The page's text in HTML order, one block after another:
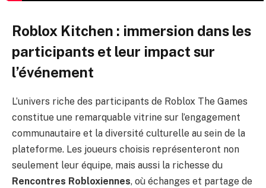
Roblox Kitchen : immersion dans les
participants et leur impact sur
l’événement
L’univers riche des participants de Roblox The Games
constitue une remarquable vitrine sur l’engagement
communautaire et la diversité culturelle au sein de la
plateforme. Les joueurs choisis représenteront non
seulement leur équipe, mais aussi la richesse du
Rencontres Robloxiennes, où échanges et partage de